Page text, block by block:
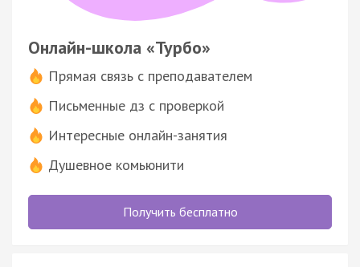
Онлайн-школа «Турбо»
Прямая связь с преподавателем
Письменные дз с проверкой
Интересные онлайн-занятия
Душевное комьюнити
Получить бесплатно